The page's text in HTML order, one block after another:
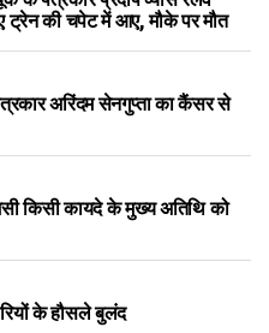
ट्रेन की चपेट में आए, मौके पर मौत
अरिंदम सेनगुप्ता का कैंसर से
किसी कायदे के मुख्य अतिथि को
के हौसले बुलंद